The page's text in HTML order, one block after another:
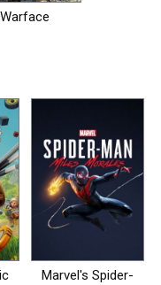
Warface
Marvel's Spider-